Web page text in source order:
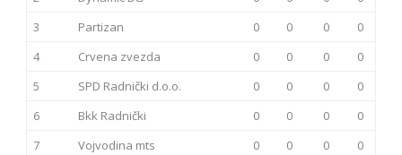
3
Partizan 0 0 0
0
4
Crvena zvezda 0 0 0
0
5
SPD Radnički d.o.o. 0 0 0
0
6
Bkk Radnički 0 0 0
0
7
Vojvodina mts 0 0 0
0